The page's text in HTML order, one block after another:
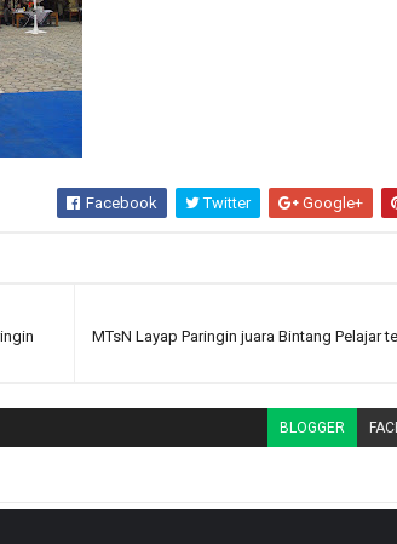
Facebook Twitter Google+
MTsN Layap Paringin juara Bintang Pelajar
BLOGGER